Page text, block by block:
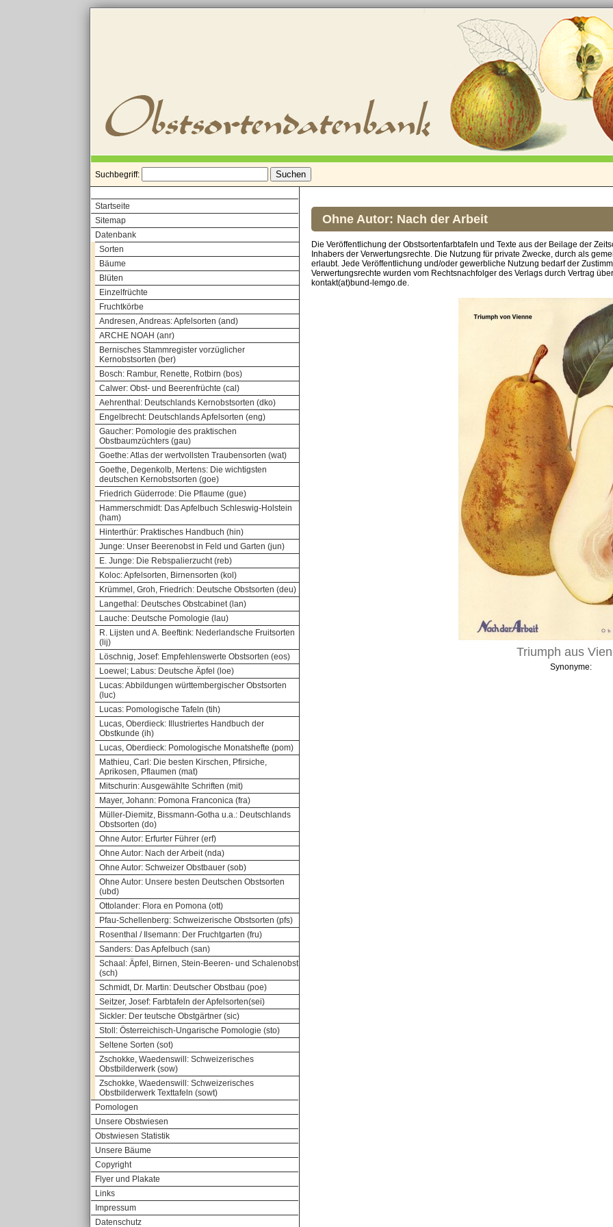
Suchbegriff:
Startseite
Sitemap
Datenbank
Sorten
Bäume
Blüten
Einzelfrüchte
Fruchtkörbe
Andresen, Andreas: Apfelsorten (and)
ARCHE NOAH (anr)
Bernisches Stammregister vorzüglicher
Kernobstsorten (ber)
Bosch: Rambur, Renette, Rotbirn (bos)
Calwer: Obst- und Beerenfrüchte (cal)
Aehrenthal: Deutschlands Kernobstsorten (dko)
Engelbrecht: Deutschlands Apfelsorten (eng)
Gaucher: Pomologie des praktischen
Obstbaumzüchters (gau)
Goethe: Atlas der wertvollsten Traubensorten (wat)
Goethe, Degenkolb, Mertens: Die wichtigsten
deutschen Kernobstsorten (goe)
Friedrich Güderrode: Die Pflaume (gue)
Hammerschmidt: Das Apfelbuch Schleswig-Holstein
(ham)
Hinterthür: Praktisches Handbuch (hin)
Junge: Unser Beerenobst in Feld und Garten (jun)
E. Junge: Die Rebspalierzucht (reb)
Koloc: Apfelsorten, Birnensorten (kol)
Krümmel, Groh, Friedrich: Deutsche Obstsorten (deu)
Langethal: Deutsches Obstcabinet (lan)
Lauche: Deutsche Pomologie (lau)
R. Lijsten und A. Beeftink: Nederlandsche Fruitsorten
(lij)
Löschnig, Josef: Empfehlenswerte Obstsorten (eos)
Loewel; Labus: Deutsche Äpfel (loe)
Lucas: Abbildungen württembergischer Obstsorten
(luc)
Lucas: Pomologische Tafeln (tih)
Lucas, Oberdieck: Illustriertes Handbuch der
Obstkunde (ih)
Lucas, Oberdieck: Pomologische Monatshefte (pom)
Mathieu, Carl: Die besten Kirschen, Pfirsiche,
Aprikosen, Pflaumen (mat)
Mitschurin: Ausgewählte Schriften (mit)
Mayer, Johann: Pomona Franconica (fra)
Müller-Diemitz, Bissmann-Gotha u.a.: Deutschlands
Obstsorten (do)
Ohne Autor: Erfurter Führer (erf)
Ohne Autor: Nach der Arbeit (nda)
Ohne Autor: Schweizer Obstbauer (sob)
Ohne Autor: Unsere besten Deutschen Obstsorten
(ubd)
Ottolander: Flora en Pomona (ott)
Pfau-Schellenberg: Schweizerische Obstsorten (pfs)
Rosenthal / Ilsemann: Der Fruchtgarten (fru)
Sanders: Das Apfelbuch (san)
Schaal: Äpfel, Birnen, Stein-Beeren- und Schalenobst
(sch)
Schmidt, Dr. Martin: Deutscher Obstbau (poe)
Seitzer, Josef: Farbtafeln der Apfelsorten(sei)
Sickler: Der teutsche Obstgärtner (sic)
Stoll: Österreichisch-Ungarische Pomologie (sto)
Seltene Sorten (sot)
Zschokke, Waedenswill: Schweizerisches
Obstbilderwerk (sow)
Zschokke, Waedenswill: Schweizerisches
Obstbilderwerk Texttafeln (sowt)
Pomologen
Unsere Obstwiesen
Obstwiesen Statistik
Unsere Bäume
Copyright
Flyer und Plakate
Links
Impressum
Datenschutz
Ohne Autor: Nach der Arbeit
Die Veröffentlichung der Obstsortenfarbtafeln und Texte aus der Beilage der
Inhabers der Verwertungsrechte. Die Nutzung für private Zwecke, durch als
erlaubt. Jede Veröffentlichung und/oder gewerbliche Nutzung bedarf der
Verwertungsrechte wurden vom Rechtsnachfolger des Verlags durch Vertrag
kontakt(at)bund-lemgo.de.
Triumph aus
Synonyme: